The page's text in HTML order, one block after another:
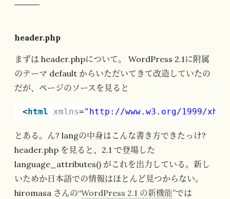
header.php
まずは header.phpについて。 WordPress 2.1に附属
のテーマ default からいただいてきて改造していたの
だが、ページのソースを見ると
< html xmlns=" http://www.w3.org/1999/
とある。ん? langの中身はこんな書き方できたっけ?
header.php を見ると、2.1 で登場した
language_attributes() がこれを出力している。新し
いためか日本語での情報はほとんど見つからない。
hiromasa さんの“WordPress 2.1 の新機能”では